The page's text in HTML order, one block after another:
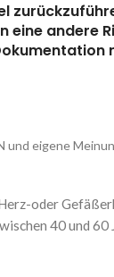
eine andere
und eigene
oder
40 und 60